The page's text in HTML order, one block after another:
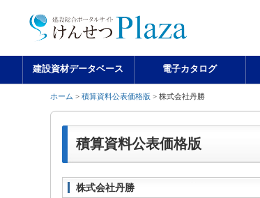
建設資材データベース 電子カタログ
ホーム > 積算資料公表価格版 > 株式会社丹勝
積算資料公表価格版
株式会社丹勝